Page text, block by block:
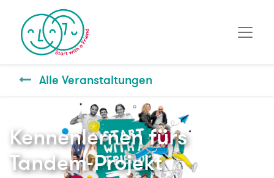
Alle Veranstaltungen
Kennenlernen fürs
Tandem-Projekt